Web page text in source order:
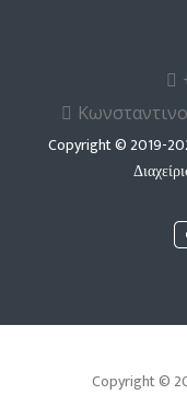
Copyright © 2019-
Copyright ©